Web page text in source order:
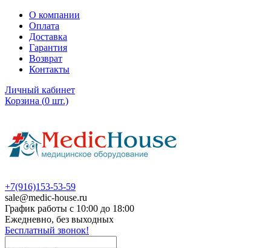
О компании
Оплата
Доставка
Гарантия
Возврат
Контакты
Личный кабинет
Корзина (0 шт.)
+7(916)153-53-59
sale@medic-house.ru
График работы с 10:00 до 18:00
Ежедневно, без выходных
Бесплатный звонок!